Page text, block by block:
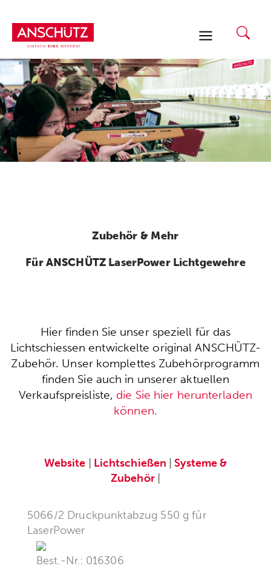
Inhalt
springen
Zubehör & Mehr
Für ANSCHÜTZ LaserPower Lichtgewehre
Hier finden Sie unser speziell für das
Lichtschiessen entwickelte original ANSCHÜTZ-
Zubehör. Unser komplettes Zubehörprogramm
finden Sie auch in unserer aktuellen
Verkaufspreisliste, die Sie hier herunterladen
können.
Website Lichtschießen |Systeme &
Zubehör|
5066/2 Druckpunktabzug 550 g für
LaserPower
Best.-Nr.: 016306